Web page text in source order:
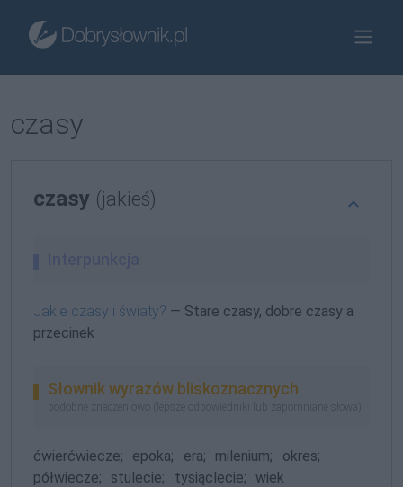
czasy
czasy (jakieś)
Jakie czasy i światy? — Stare czasy, dobre czasy a
przecinek
Słownik wyrazów bliskoznacznych
podobne znaczeniowo (lepsze odpowiedniki lub zapomniane słowa)
ćwierćwiecze; epoka; era; milenium;
okres;
półwiecze;
stulecie; tysiąclecie; wiek